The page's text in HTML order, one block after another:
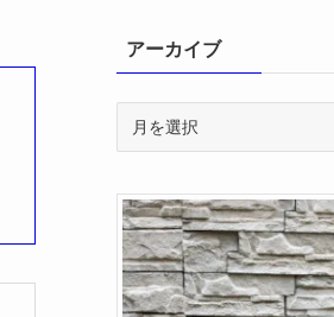
アーカイブ
イ
ブ